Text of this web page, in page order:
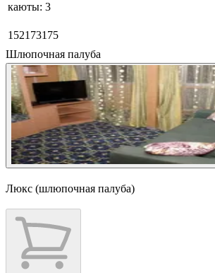
каюты: 3
152173175
Шлюпочная палуба
Люкс (шлюпочная палуба)